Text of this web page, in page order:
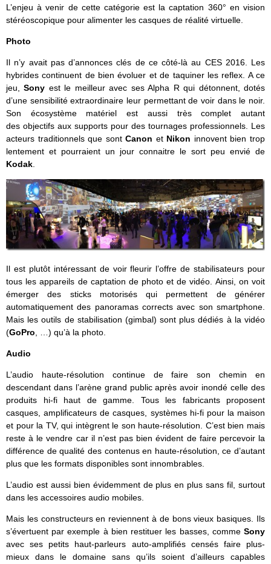
L’enjeu à venir de cette catégorie est la captation 360° en vision
stéréoscopique pour alimenter les casques de réalité virtuelle.
Photo
Il n’y avait pas d’annonces clés de ce côté-là au CES 2016. Les
hybrides continuent de bien évoluer et de taquiner les reflex. A ce
jeu,Sony est le meilleur avec ses Alpha R qui détonnent, dotés
d’une sensibilité extraordinaire leur permettant de voir dans le noir.
Son écosystème matériel est aussi très complet autant
des objectifs aux supports pour des tournages professionnels. Les
acteurs traditionnels que sontCanon et Nikon innovent bien trop
lentement et pourraient un jour connaitre le sort peu envié de
Kodak
Il est plutôt intéressant de voir fleurir l’offre de stabilisateurs pour
tous les appareils de captation de photo et de vidéo. Ainsi, on voit
émerger des sticks motorisés qui permettent de générer
automatiquement des panoramas corrects avec son smartphone.
Mais les outils de stabilisation (gimbal) sont plus dédiés à la vidéo
(GoPro , …) qu’à la photo.
Audio
L’audio haute-résolution continue de faire son chemin en
descendant dans l’arène grand public après avoir inondé celle des
produits hi-fi haut de gamme. Tous les fabricants proposent
casques, amplificateurs de casques, systèmes hi-fi pour la maison
et pour la TV, qui intègrent le son haute-résolution. C’est bien mais
reste à le vendre car il n’est pas bien évident de faire percevoir la
différence de qualité des contenus en haute-résolution, ce d’autant
plus que les formats disponibles sont innombrables.
L’audio est aussi bien évidemment de plus en plus sans fil, surtout
dans les accessoires audio mobiles.
Mais les constructeurs en reviennent à de bons vieux basiques. Ils
s’évertuent par exemple à bien restituer les basses, comme Sony
avec ses petits haut-parleurs auto-amplifiés censés faire plus-
mieux dans le domaine sans qu’ils soient d’ailleurs capables